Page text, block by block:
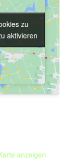
anzeigen
zu
aktivieren
zu
aktivieren